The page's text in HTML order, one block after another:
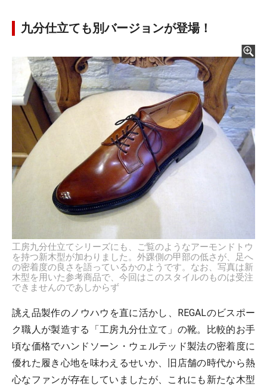
九分仕立ても別バージョンが登場！
工房九分仕立てシリーズにも、ご覧のようなアーモンドトウ
を持つ新木型が加わりました。外踝側の甲部の低さが、足へ
の密着度の良さを語っているかのようです。なお、写真は新
木型を用いた参考商品で、今回はこのスタイルのものは受注
できませんのであしからず
誂え品製作のノウハウを直に活かし、REGALのビスポー
ク職人が製造する「工房九分仕立て」の靴。比較的お手
頃な価格でハンドソーン・ウェルテッド製法の密着度に
優れた履き心地を味わえるせいか、旧店舗の時代から熱
心なファンが存在していましたが、これにも新たな木型